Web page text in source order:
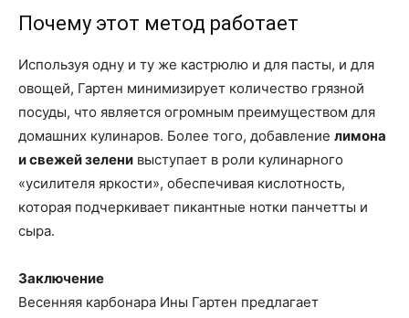
Почему этот метод работает
Используя одну и ту же кастрюлю и для пасты, и для
овощей, Гартен минимизирует количество грязной
посуды, что является огромным преимуществом для
домашних кулинаров. Более того, добавление лимона
и свежей зелени выступает в роли кулинарного
«усилителя яркости», обеспечивая кислотность,
которая подчеркивает пикантные нотки панчетты и
сыра.
Заключение
Весенняя карбонара Ины Гартен предлагает